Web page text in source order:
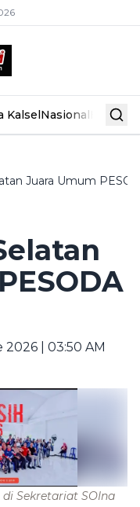
KalselNasional Hiburan
Juara Umum
2026 | 03:50 AM
di Sekretariat SOIna